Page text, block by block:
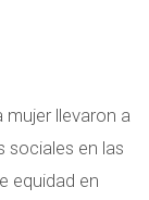
llevaron a
sociales en las
equidad en